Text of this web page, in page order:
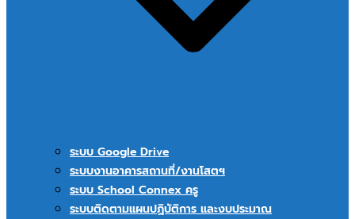
ระบบ Google Drive
ระบบงานอาคารสถานที่/งานโสตฯ
ระบบ School Connex ครู
ระบบติดตามแผนปฏิบัติการ และงบประมาณ